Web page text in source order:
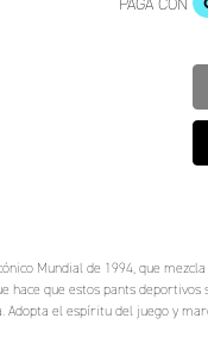
icónico Mundial de 1994, que
hace que estos pants
el espíritu del juego y